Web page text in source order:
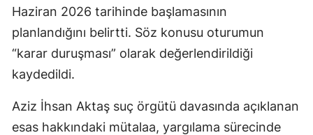
Haziran 2026 tarihinde başlamasının
planlandığını belirtti. Söz konusu oturumun
“karar duruşması” olarak değerlendirildiği
kaydedildi.
Aziz İhsan Aktaş suç örgütü davasında açıklanan
esas hakkındaki mütalaa, yargılama sürecinde